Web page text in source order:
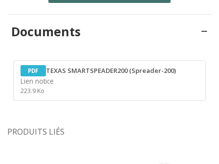
Documents
PDF TEXAS SMARTSPEADER200 (Spreader-200)
Lien notice
223.9 Ko
PRODUITS LIÉS